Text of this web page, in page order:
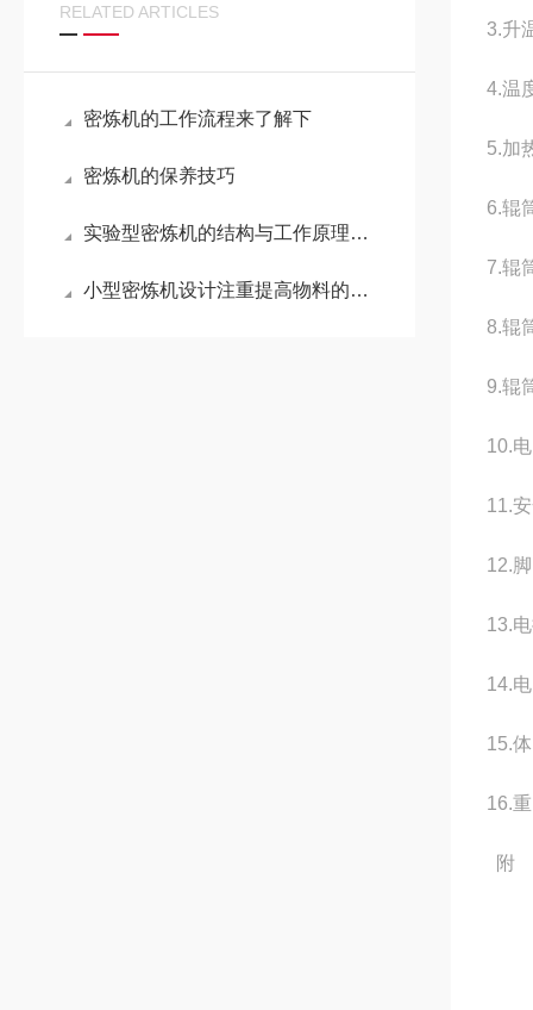
RELATED ARTICLES
密炼机的工作流程来了解下
密炼机的保养技巧
实验型密炼机的结构与工作原理全解析
小型密炼机设计注重提高物料的混合效率
3.升
4.温
5.加
6.辊
7.辊
8.辊
9.辊
10.
11.
12.
13.
14.
15.
16.
附